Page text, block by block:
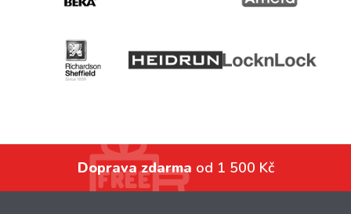
Doprava zdarma od 1 500 Kč